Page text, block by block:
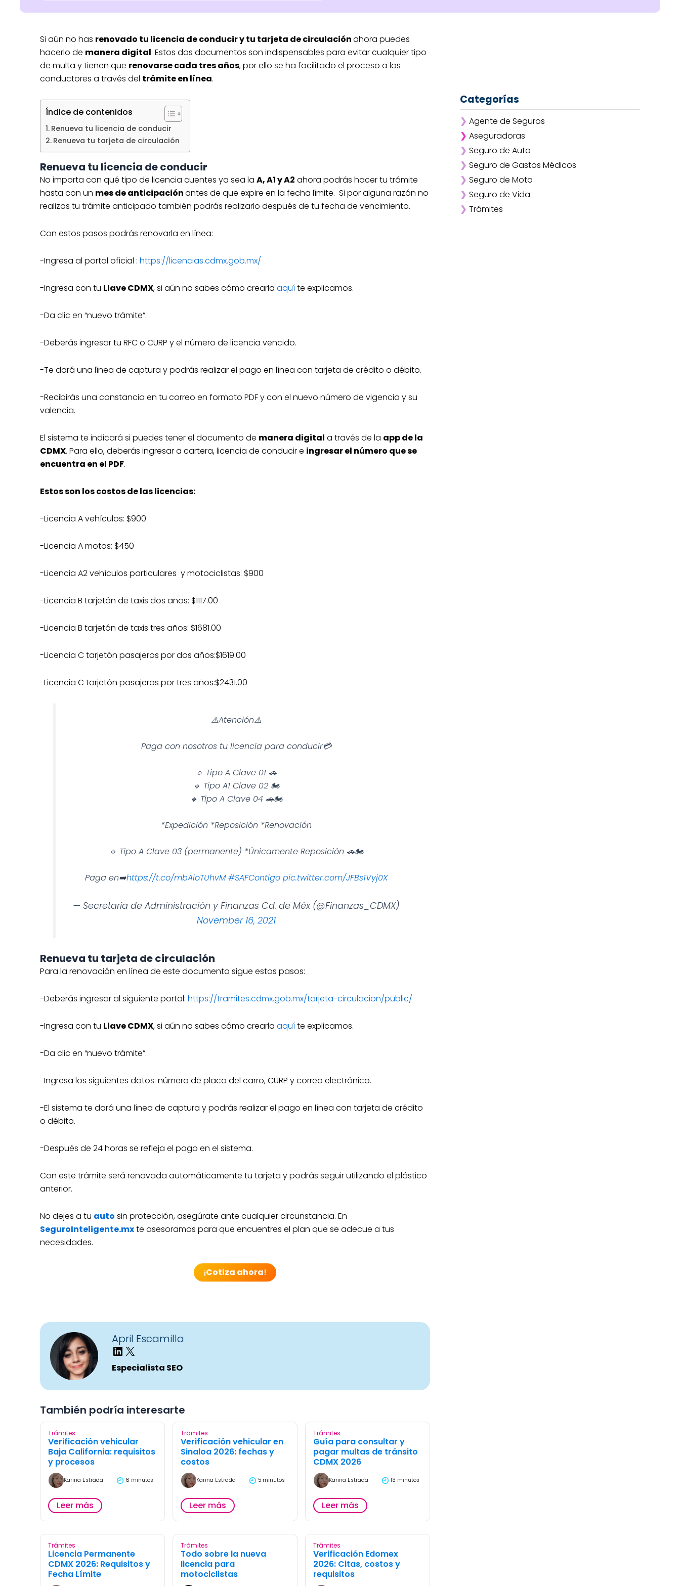
Si aún no has renovado tu licencia de conducir y tu tarjeta de circulaciónahora puedes
hacerlo de manera digital. Estos dos documentos son indispensables para evitar cualquier tipo
de multa y tienen que renovarse cada tres años, por ello se ha facilitado el proceso a los
conductores a través del trámite en línea.
Índice de contenidos
Renueva tu licencia de conducir
Renueva tu tarjeta de circulación
Renueva tu licencia de conducir
No importa con qué tipo de licencia cuentes ya sea la A, A1 y A2 ahora podrás hacer tu trámite
hasta con un mes de anticipaciónantes de que expire en la fecha límite. Si por alguna razón no
realizas tu trámite anticipado también podrás realizarlo después de tu fecha de vencimiento.
Con estos pasos podrás renovarla en línea:
-Ingresa al portal oficial : https://licencias.cdmx.gob.mx/
-Ingresa con tu Llave CDMX, si aún no sabes cómo crearla aquíte explicamos.
-Da clic en “nuevo trámite”.
-Deberás ingresar tu RFC o CURP y el número de licencia vencido.
-Te dará una línea de captura y podrás realizar el pago en línea con tarjeta de crédito o débito.
-Recibirás una constancia en tu correo en formato PDF y con el nuevo número de vigencia y su
valencia.
El sistema te indicará si puedes tener el documento de manera digital a través de la app de la
CDMX. Para ello, deberás ingresar a cartera, licencia de conducir e ingresar el número que se
encuentra en el PDF.
Estos son los costos de las licencias:
-Licencia A vehículos: $900
-Licencia A motos: $450
-Licencia A2 vehículos particulares y motociclistas: $900
-Licencia B tarjetón de taxis dos años: $1117.00
-Licencia B tarjetón de taxis tres años: $1681.00
-Licencia C tarjetón pasajeros por dos años:$1619.00
-Licencia C tarjetón pasajeros por tres años:$2431.00
⚠️Atención⚠️
Paga con nosotros tu licencia para conducir💳
🔹 Tipo A Clave 01 🚗
🔹 Tipo A1 Clave 02 🏍️
🔹 Tipo A Clave 04 🚗🏍️
*Expedición *Reposición *Renovación
🔹 Tipo A Clave 03 (permanente) *Únicamente Reposición 🚗🏍️
Paga en➡️https://t.co/mbAioTUhvM #SAFContigo pic.twitter.com/JFBs1Vyj0X
— Secretaría de Administración y Finanzas Cd. de Méx (@Finanzas_CDMX)
November 16, 2021
Renueva tu tarjeta de circulación
Para la renovación en línea de este documento sigue estos pasos:
-Deberás ingresar al siguiente portal: https://tramites.cdmx.gob.mx/tarjeta-circulacion/public/
-Ingresa con tu Llave CDMX, si aún no sabes cómo crearla aquíte explicamos.
-Da clic en “nuevo trámite”.
-Ingresa los siguientes datos: número de placa del carro, CURP y correo electrónico.
-El sistema te dará una línea de captura y podrás realizar el pago en línea con tarjeta de crédito
o débito.
-Después de 24 horas se refleja el pago en el sistema.
Con este trámite será renovada automáticamente tu tarjeta y podrás seguir utilizando el plástico
anterior.
No dejes a tu auto sin protección, asegúrate ante cualquier circunstancia. En
SeguroInteligente.mxte asesoramos para que encuentres el plan que se adecue a tus
necesidades.
¡Cotiza ahora!
April Escamilla
Especialista SEO
También podría interesarte
Trámites
Verificación vehicular
Baja California: requisitos
y procesos
Karina Estrada 6 minutos
Leer más
Trámites
Verificación vehicular en
Sinaloa 2026: fechas y
costos
Karina Estrada 5 minutos
Leer más
Trámites
Guía para consultar y
pagar multas de tránsito
CDMX 2026
Karina Estrada 13 minutos
Leer más
Trámites
Licencia Permanente
CDMX 2026: Requisitos y
Fecha Límite
Trámites
Todo sobre la nueva
licencia para
motociclistas
Trámites
Verificación Edomex
2026: Citas, costos y
requisitos
Categorías
❯ Agente de Seguros
❯ Aseguradoras
❯ Afirme
❯ ANA
❯ AXA
❯ Chubb
❯ GNP
❯ Seguro de Auto
❯ Seguro de Gastos Médicos
❯ Seguro de Moto
❯ Seguro de Vida
❯ Trámites